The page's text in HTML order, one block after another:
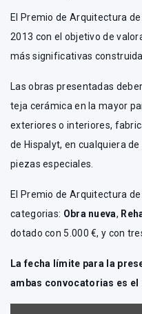
El Premio de Arquitectura
2013 con el objetivo de
más significativas
Las obras presentadas
teja cerámica en la mayor
exteriores o interiores,
de Hispalyt, en cualquiera
piezas especiales.
El Premio de Arquitectura
categorias: Obra nueva,
dotado con 5.000 €, y con
La fecha límite para la
ambas convocatorias es el